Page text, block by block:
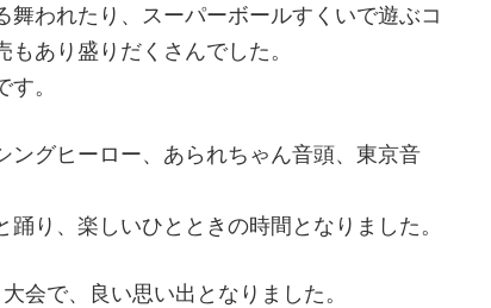
われたり、スーパーボールすくいで遊ぶコ
あり盛りだくさんでした。
。
ングヒーロー、あられちゃん音頭、東京音
り、楽しいひとときの時間となりました。
会で、良い思い出となりました。